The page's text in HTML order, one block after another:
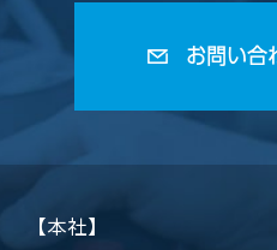
お問い合
【本社】